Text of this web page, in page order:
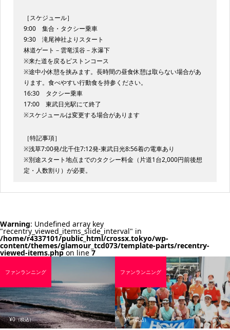
［スケジュール］
9:00 集合・タクシー乗車
9:30 滝尾神社よりスタート
林道ゲート－雲竜渓谷－氷瀑下
※来た道を戻るピストンコース
※途中小休憩を挟みます。長時間の昼食休憩は取らない場合があ
ります。食べやすい行動食を持参ください。
16:30 タクシー乗車
17:00 東武日光駅にて終了
※スケジュールは変更する場合があります
［特記事項］
※浅草7:00発/北千住7:12発-東武日光8:56着の電車あり
※別途スタート地点までのタクシー料金（片道1台2,000円前後想
定・人数割り）が必要。
Warning: Undefined array key
"recentry_viewed_items_slide_interval" in
/home/r4337101/public_html/crossx.tokyo/wp-
content/themes/glamour_tcd073/template-parts/recentry-
viewed-items.phpon line7
¥0（税込）
ファンランニング
¥0（税込）
ファンランニング